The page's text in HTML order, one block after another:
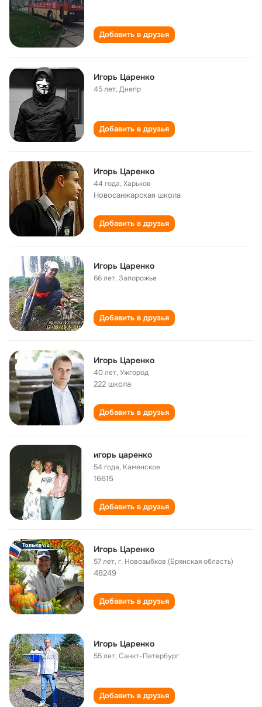
Добавить в друзья
Игорь Царенко
45 лет,Днепр
Добавить в друзья
Игорь Царенко
44 года,Харьков
Новосанжарская школа
Добавить в друзья
Игорь Царенко
66 лет,Запорожье
Добавить в друзья
Игорь Царенко
40 лет,Ужгород
222 школа
Добавить в друзья
игорь царенко
54 года, Каменское
16615
Добавить в друзья
Игорь Царенко
57 лет,г. Новозыбков (Брянская область)
48249
Добавить в друзья
Игорь Царенко
55 лет,Санкт-Петербург
Добавить в друзья